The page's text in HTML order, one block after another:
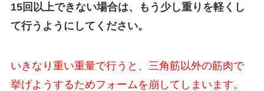
15回以上できない場合は、もう少し重りを軽くし
て行うようにしてください。
いきなり重い重量で行うと、三角筋以外の筋肉で
挙げようするためフォームを崩してしまいます。